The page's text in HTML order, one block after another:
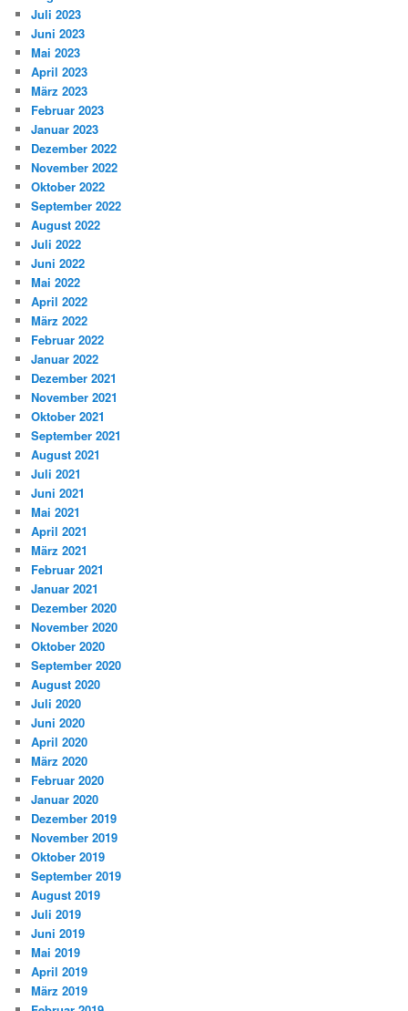
Juli 2023
Juni 2023
Mai 2023
April 2023
März 2023
Februar 2023
Januar 2023
Dezember 2022
November 2022
Oktober 2022
September 2022
August 2022
Juli 2022
Juni 2022
Mai 2022
April 2022
März 2022
Februar 2022
Januar 2022
Dezember 2021
November 2021
Oktober 2021
September 2021
August 2021
Juli 2021
Juni 2021
Mai 2021
April 2021
März 2021
Februar 2021
Januar 2021
Dezember 2020
November 2020
Oktober 2020
September 2020
August 2020
Juli 2020
Juni 2020
April 2020
März 2020
Februar 2020
Januar 2020
Dezember 2019
November 2019
Oktober 2019
September 2019
August 2019
Juli 2019
Juni 2019
Mai 2019
April 2019
März 2019